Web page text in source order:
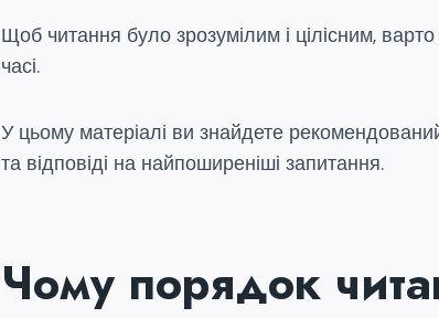
Щоб читання було зрозумілим і цілісним,
часі.
У цьому матеріалі ви знайдете
та відповіді на найпоширеніші запитання.
Чому порядок